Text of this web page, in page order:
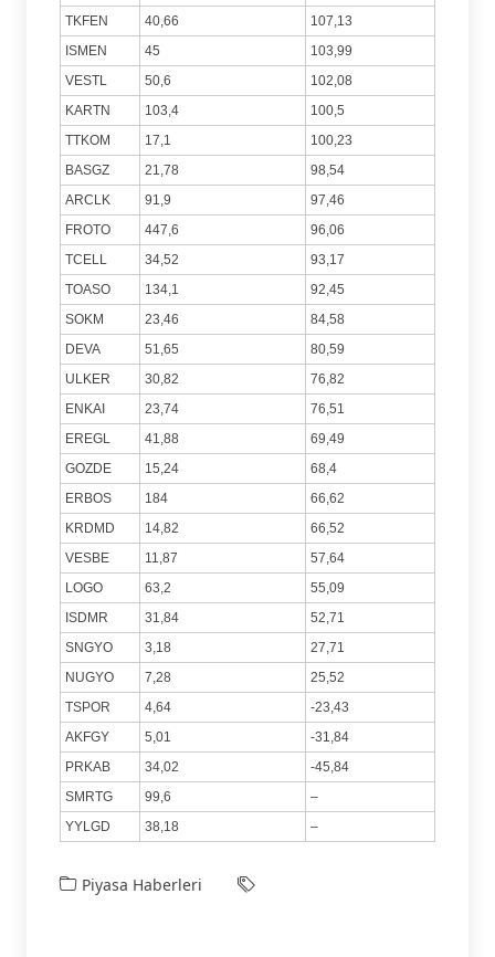
TKFEN
40,66
107,13
ISMEN
45
103,99
VESTL
50,6
102,08
KARTN
103,4
100,5
TTKOM
17,1
100,23
BASGZ
21,78
98,54
ARCLK
91,9
97,46
FROTO
447,6
96,06
TCELL
34,52
93,17
TOASO
134,1
92,45
SOKM
23,46
84,58
DEVA
51,65
80,59
ULKER
30,82
76,82
ENKAI
23,74
76,51
EREGL
41,88
69,49
GOZDE
15,24
68,4
ERBOS
184
66,62
KRDMD
14,82
66,52
VESBE
11,87
57,64
LOGO
63,2
55,09
ISDMR
31,84
52,71
SNGYO
3,18
27,71
NUGYO
7,28
25,52
TSPOR
4,64
-23,43
AKFGY
5,01
-31,84
PRKAB
34,02
-45,84
SMRTG
99,6
–
YYLGD
38,18 –
Piyasa Haberleri